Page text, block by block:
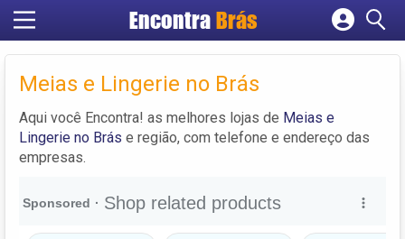
Encontra Brás
Cadastrar empresa
Criar conta
Meias e Lingerie no Brás
Aqui você Encontra! as melhores lojas de Meias e
Lingerie no Brás e região, com telefone e endereço das
empresas.